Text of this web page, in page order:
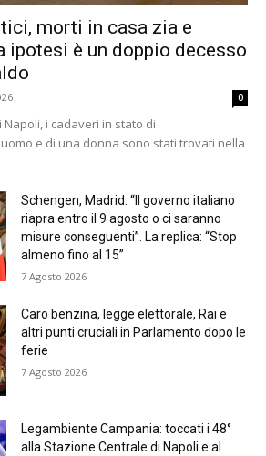
morti in casa zia e
ipotesi è un doppio decesso
0
Napoli, i cadaveri in stato di
e di una donna sono stati trovati nella
Schengen, Madrid: “Il governo italiano
riapra entro il 9 agosto o ci saranno
misure conseguenti”. La replica: “Stop
almeno fino al 15”
7 Agosto 2026
Caro benzina, legge elettorale, Rai e
altri punti cruciali in Parlamento dopo le
ferie
7 Agosto 2026
Legambiente Campania: toccati i 48°
alla Stazione Centrale di Napoli e al